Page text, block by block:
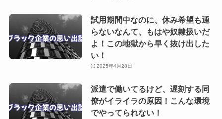
試用期間中なのに、休み希望も通
らないなんて、もはや奴隷扱いだ
よ！この地獄から早く抜け出した
い！
2025年4月28日
派遣で働いてるけど、遅刻する同
僚がイライラの原因！こんな環境
でやってられない！